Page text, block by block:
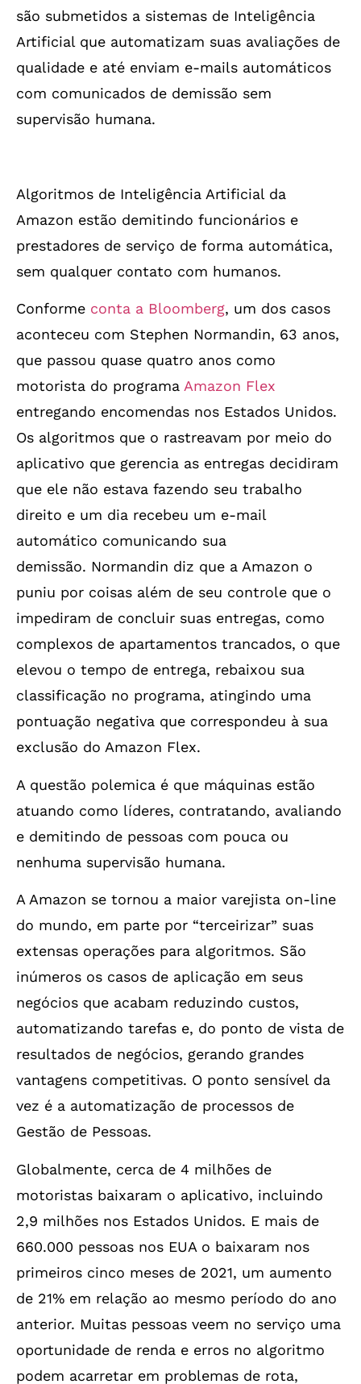
são submetidos a sistemas de Inteligência
Artificial que automatizam suas avaliações de
qualidade e até enviam e-mails automáticos
com comunicados de demissão sem
supervisão humana.
Algoritmos de Inteligência Artificial da
Amazon estão demitindo funcionários e
prestadores de serviço de forma automática,
sem qualquer contato com humanos.
Conforme conta a Bloomberg, um dos casos
aconteceu com Stephen Normandin, 63 anos,
que passou quase quatro anos como
motorista do programa Amazon Flex
entregando encomendas nos Estados Unidos.
Os algoritmos que o rastreavam por meio do
aplicativo que gerencia as entregas decidiram
que ele não estava fazendo seu trabalho
direito e um dia recebeu um e-mail
automático comunicando sua
demissão. Normandin diz que a Amazon o
puniu por coisas além de seu controle que o
impediram de concluir suas entregas, como
complexos de apartamentos trancados, o que
elevou o tempo de entrega, rebaixou sua
classificação no programa, atingindo uma
pontuação negativa que correspondeu à sua
exclusão do Amazon Flex.
A questão polemica é que máquinas estão
atuando como líderes, contratando, avaliando
e demitindo de pessoas com pouca ou
nenhuma supervisão humana.
A Amazon se tornou a maior varejista on-line
do mundo, em parte por “terceirizar” suas
extensas operações para algoritmos. São
inúmeros os casos de aplicação em seus
negócios que acabam reduzindo custos,
automatizando tarefas e, do ponto de vista de
resultados de negócios, gerando grandes
vantagens competitivas. O ponto sensível da
vez é a automatização de processos de
Gestão de Pessoas.
Globalmente, cerca de 4 milhões de
motoristas baixaram o aplicativo, incluindo
2,9 milhões nos Estados Unidos. E mais de
660.000 pessoas nos EUA o baixaram nos
primeiros cinco meses de 2021, um aumento
de 21% em relação ao mesmo período do ano
anterior. Muitas pessoas veem no serviço uma
oportunidade de renda e erros no algoritmo
podem acarretar em problemas de rota,